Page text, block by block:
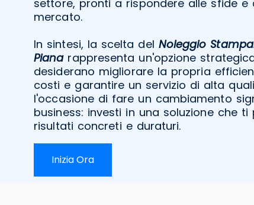
settore, pronti a rispondere alle sfide e
mercato.
In sintesi, la scelta del Noleggio
Pianarappresenta un'opzione
desiderano migliorare la propria
costi e garantire un servizio di alta
l'occasione di fare un cambiamento
business: investi in una soluzione che
risultati concreti e duraturi.
Inizia Ora